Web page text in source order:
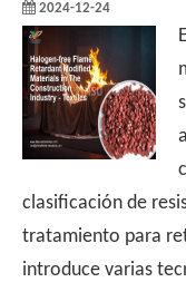
2024-12-24
clasificación de
tratamiento para
introduce varias